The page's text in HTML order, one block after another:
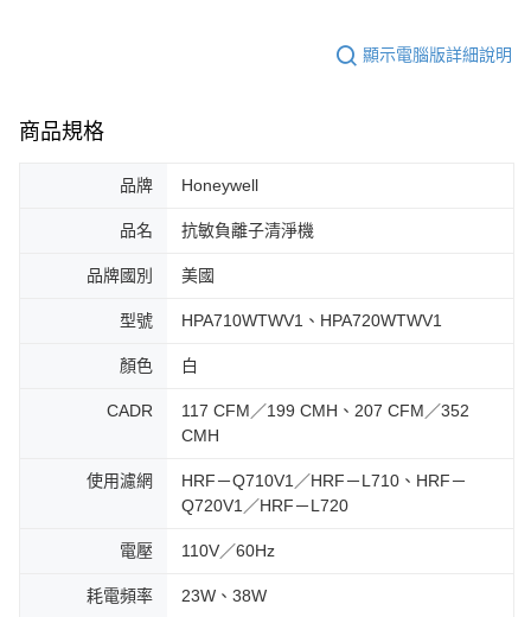
顯示電腦版詳細說明
商品規格
品牌 Honeywell
品名 抗敏負離子清淨機
品牌國別 美國
型號 HPA710WTWV1、HPA720WTWV1
顏色 白
CADR
117 CFM／199 CMH、207 CFM／352
CMH
使用濾網
HRF－Q710V1／HRF－L710、HRF－
Q720V1／HRF－L720
電壓 110V／60Hz
耗電頻率 23W、38W